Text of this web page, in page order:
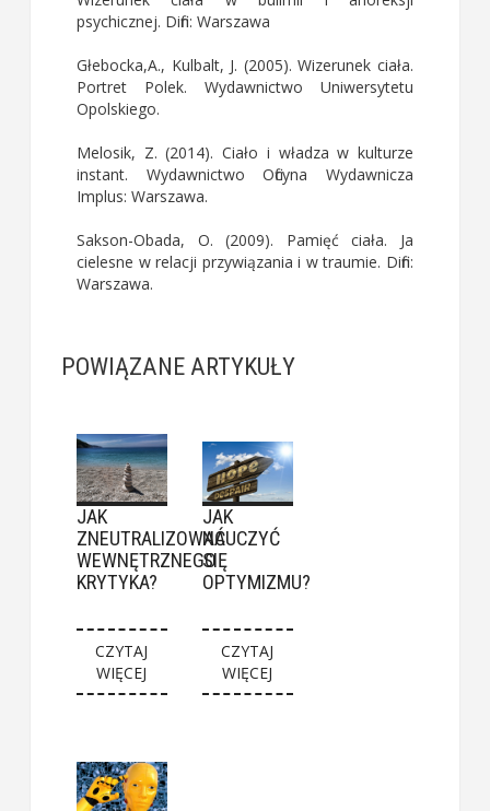
psychicznej. Difin: Warszawa
Głebocka,A., Kulbalt, J. (2005). Wizerunek ciała.
Portret Polek. Wydawnictwo Uniwersytetu
Opolskiego.
Melosik, Z. (2014). Ciało i władza w kulturze
instant. Wydawnictwo Oficyna Wydawnicza
Implus: Warszawa.
Sakson-Obada, O. (2009). Pamięć ciała. Ja
cielesne w relacji przywiązania i w traumie. Difin:
Warszawa.
POWIĄZANE ARTYKUŁY
JAK
ZNEUTRALIZOWAĆ
WEWNĘTRZNEGO
KRYTYKA?
CZYTAJ
WIĘCEJ
JAK
NAUCZYĆ
SIĘ
OPTYMIZMU?
CZYTAJ
WIĘCEJ